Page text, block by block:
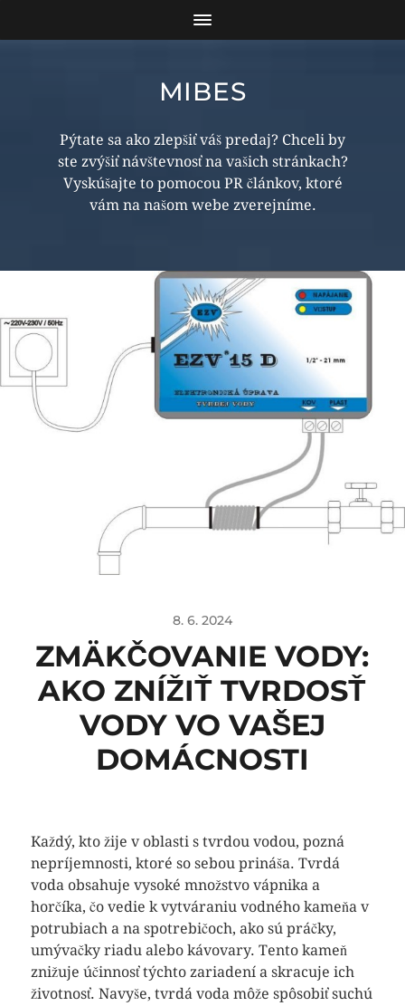
MIBES
Pýtate sa ako zlepšiť váš predaj? Chceli by
ste zvýšiť návštevnosť na vašich stránkach?
Vyskúšajte to pomocou PR článkov, ktoré
vám na našom webe zverejníme.
8. 6. 2024
ZMÄKČOVANIE VODY:
AKO ZNÍŽIŤ TVRDOSŤ
VODY VO VAŠEJ
DOMÁCNOSTI
Každý, kto žije v oblasti s tvrdou vodou, pozná
nepríjemnosti, ktoré so sebou prináša. Tvrdá
voda obsahuje vysoké množstvo vápnika a
horčíka, čo vedie k vytváraniu vodného kameňa v
potrubiach a na spotrebičoch, ako sú práčky,
umývačky riadu alebo kávovary. Tento kameň
znižuje účinnosť týchto zariadení a skracuje ich
životnosť. Navyše, tvrdá voda môže spôsobiť suchú